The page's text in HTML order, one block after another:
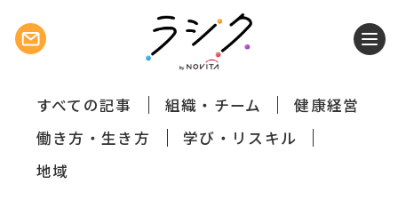
すべての記事 組織・チーム
健康経営
働き方・生き方
学び・リスキル
地域